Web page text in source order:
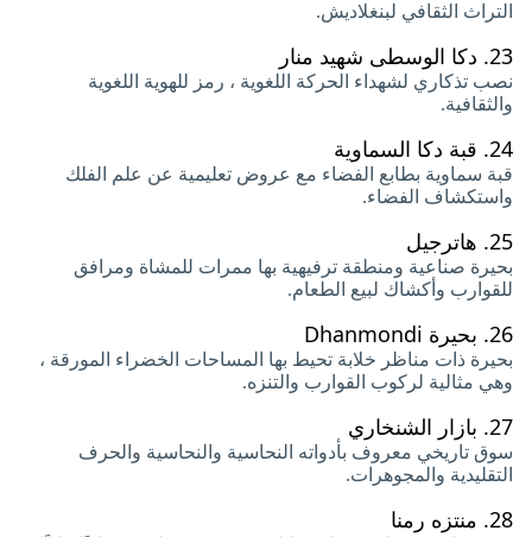
التراث الثقافي لبنغلاديش.
23. دكا الوسطى شهيد منار
نصب تذكاري لشهداء الحركة اللغوية ، رمز للهوية اللغوية
والثقافية.
24. قبة دكا السماوية
قبة سماوية بطابع الفضاء مع عروض تعليمية عن علم الفلك
واستكشاف الفضاء.
25. هاترجيل
بحيرة صناعية ومنطقة ترفيهية بها ممرات للمشاة ومرافق
للقوارب وأكشاك لبيع الطعام.
26. بحيرة Dhanmondi
بحيرة ذات مناظر خلابة تحيط بها المساحات الخضراء المورقة ،
وهي مثالية لركوب القوارب والتنزه.
27. بازار الشنخاري
سوق تاريخي معروف بأدواته النحاسية والنحاسية والحرف
التقليدية والمجوهرات.
28. منتزه رمنا